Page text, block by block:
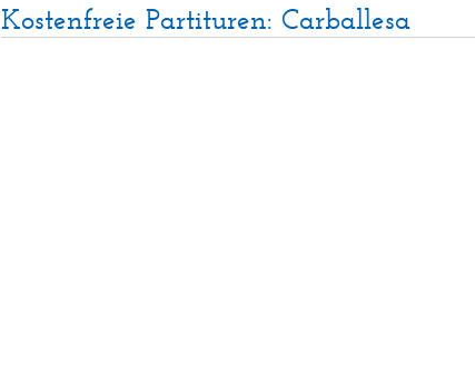
Kostenfreie Partituren: Carballesa